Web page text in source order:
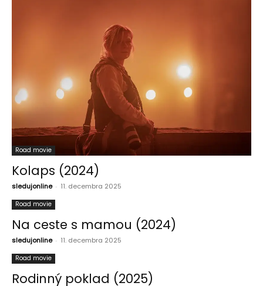
Road movie
Kolaps (2024)
sledujonline - 11. decembra 2025
Road movie
Na ceste s mamou (2024)
sledujonline - 11. decembra 2025
Road movie
Rodinný poklad (2025)